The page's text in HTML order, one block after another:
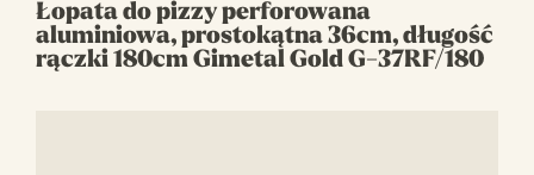
piece
do
pizzy
do
ciasta
do
ciasta
do
pizzy
Łopata do pizzy perforowana
aluminiowa, prostokątna 36cm, długość
rączki 180cm Gimetal Gold G-37RF/180